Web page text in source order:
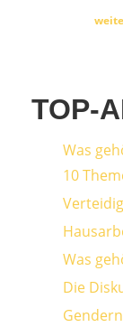
TOP-
Was
10
Was
Die